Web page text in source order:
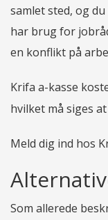
samlet sted, og
har brug for
en konflikt på
Krifa a-kasse
hvilket må siges
Meld dig ind hos
Som allerede